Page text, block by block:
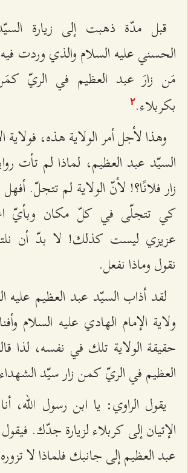
قبل مدّة ذهبت إلى زيارة
الحسني عليه السلام والذي وردت فيه
مَن زارَ عبد العظیم في الريّ
بکربلاء.٢
وهذا لأجل أمر الولاية هذه،
السيّد عبد العظيم، لماذا لم تأت
زار فلانًا؟! لأنّ الولاية لم تتجلّ. أفهل
كي تتجلّى في كلّ مكان وبأيّ
عزيزي ليست كذلك! لا بدّ أن
نقول وماذا نفعل.
لقد أذاب السيّد عبد العظيم عليه
ولاية الإمام الهادي عليه السلام
حقيقة الولاية تلك في نفسه، لذا
العظيم في الريّ كمن زار سيّد
يقول الراوي: يا ابن رسول الله،
الإتيان إلى كربلاء لزيارة جدّك.
عبد العظيم إلى جانبك فلماذا لا